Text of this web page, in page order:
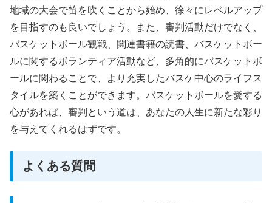
地域の大会で笛を吹くことから始め、徐々にレベルアップ
を目指すのも良いでしょう。また、審判活動だけでなく、
バスケットボール観戦、関連書籍の読書、バスケットボー
ルに関するボランティア活動など、多角的にバスケットボ
ールに関わることで、より充実したバスケ中心のライフス
タイルを築くことができます。バスケットボールを愛する
心があれば、審判という道は、あなたの人生に新たな彩り
を与えてくれるはずです。
よくある質問